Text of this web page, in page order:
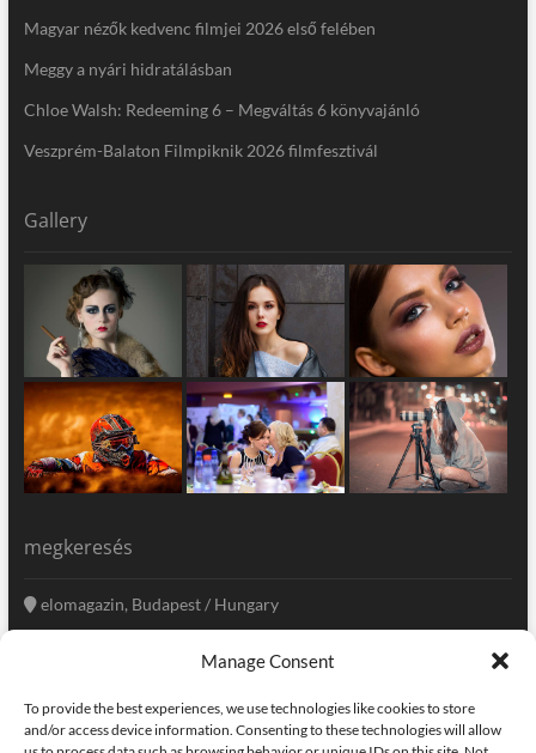
Manage Consent
To provide the best experiences, we use technologies like cookies to store
and/or access device information. Consenting to these technologies will allow
Magyar nézők kedvenc filmjei 2026 első felében
Meggy a nyári hidratálásban
Chloe Walsh: Redeeming 6 – Megváltás 6 könyvajánló
Veszprém-Balaton Filmpiknik 2026 filmfesztivál
Gallery
megkeresés
elomagazin, Budapest / Hungary
szerkesztoseg@elomagazin.com
elomagazin